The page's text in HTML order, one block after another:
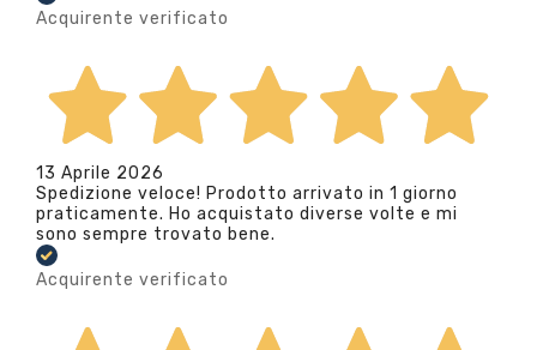
Acquirente verificato
13 Aprile 2026
Spedizione veloce! Prodotto arrivato in 1 giorno
praticamente. Ho acquistato diverse volte e mi
sono sempre trovato bene.
Acquirente verificato